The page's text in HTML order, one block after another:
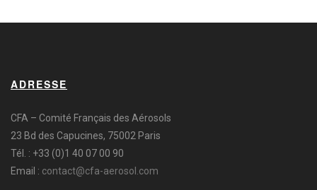
ADRESSE
CFA – Comité Français des Aérosols
23 Bd des Capucines, 75002 Paris
Tél. : +33 (0)1 40 07 00 90
Email : contact@cfa-aerosol.com